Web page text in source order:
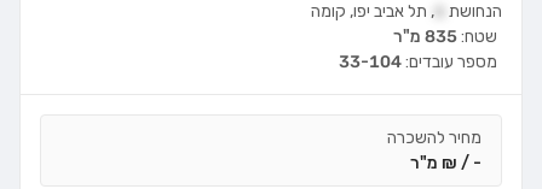
הנחושת , תל אביב יפו, קומה
שטח:835 מ"ר
מספר עובדים:33-104
מחיר להשכרה
- / ₪ מ"ר